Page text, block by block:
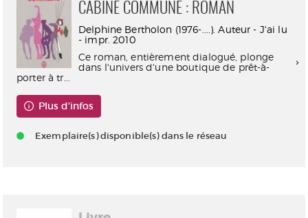
CABINE COMMUNE : ROMAN
Delphine Bertholon (1976-....). Auteur - J'ai lu
- impr. 2010
Ce roman, entièrement dialogué, plonge
dans l'univers d'une boutique de prêt-à-
porter à tr...
Plus d'infos
Exemplaire(s) disponible(s) dans le réseau